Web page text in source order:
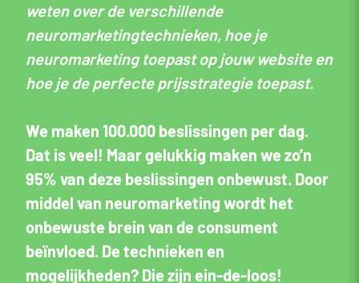
weten over de verschillende
neuromarketingtechnieken, hoe je
neuromarketing toepast op jouw website en
hoe je de perfecte prijsstrategie toepast.
We maken 100.000 beslissingen per dag.
Dat is veel! Maar gelukkig maken we zo’n
95% van deze beslissingen onbewust. Door
middel van neuromarketing wordt het
onbewuste brein van de consument
beïnvloed. De technieken en
mogelijkheden? Die zijn ein-de-loos!